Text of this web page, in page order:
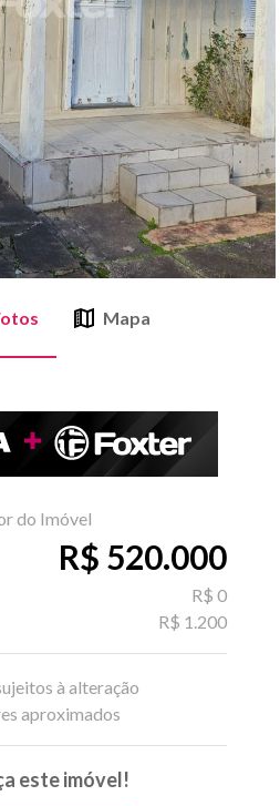
Mapa
do Imóvel
R$ 520.000
R$ 0
R$ 1.200
à alteração
aproximados
este imóvel!